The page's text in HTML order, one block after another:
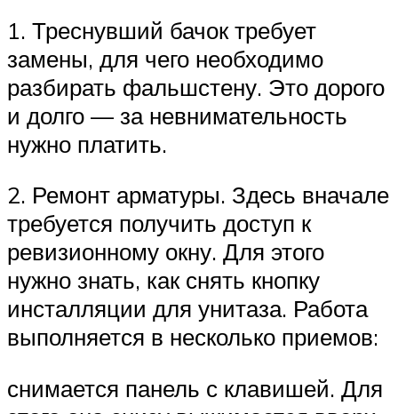
1. Треснувший бачок требует
замены, для чего необходимо
разбирать фальшстену. Это дорого
и долго — за невнимательность
нужно платить.
2. Ремонт арматуры. Здесь вначале
требуется получить доступ к
ревизионному окну. Для этого
нужно знать, как снять кнопку
инсталляции для унитаза. Работа
выполняется в несколько приемов:
снимается панель с клавишей. Для